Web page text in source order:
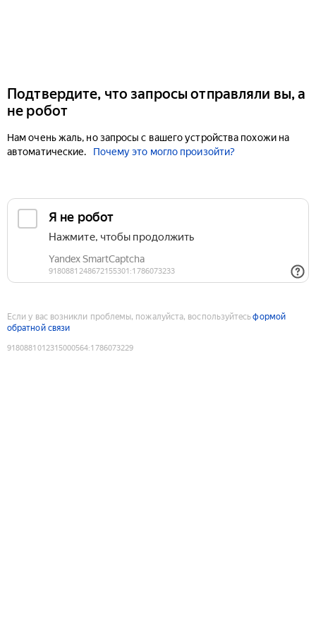
Подтвердите, что запросы отправляли вы, а
не робот
Нам очень жаль, но запросы с вашего устройства похожи на
автоматические.
Почему это могло произойти?
Если у вас возникли проблемы, пожалуйста, воспользуйтесьформой
обратной связи
9180881012315000564:1786073229